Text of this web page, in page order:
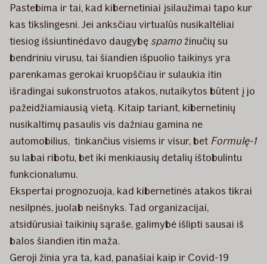
Pastebima ir tai, kad kibernetiniai įsilaužimai tapo kur
kas tikslingesni. Jei anksčiau virtualūs nusikaltėliai
tiesiog išsiuntinėdavo daugybę spamožinučių su
bendriniu virusu, tai šiandien išpuolio taikinys yra
parenkamas gerokai kruopščiau ir sulaukia itin
išradingai sukonstruotos atakos, nutaikytos būtent į jo
pažeidžiamiausią vietą. Kitaip tariant, kibernetinių
nusikaltimų pasaulis vis dažniau gamina ne
automobilius, tinkančius visiems ir visur, bet Formulę-1
su labai ribotu, bet iki menkiausių detalių ištobulintu
funkcionalumu.
Ekspertai prognozuoja, kad kibernetinės atakos tikrai
nesilpnės, juolab neišnyks. Tad organizacijai,
atsidūrusiai taikinių sąraše, galimybė išlipti sausai iš
balos šiandien itin maža.
Geroji žinia yra ta, kad, panašiai kaip ir Covid-19